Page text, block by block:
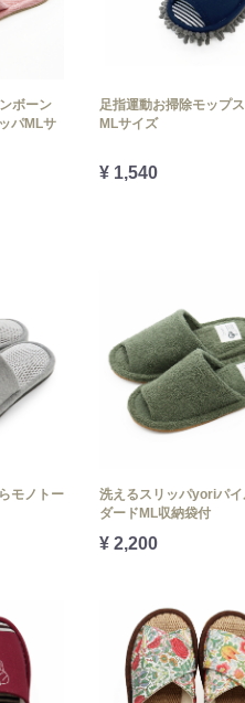
ボーン
パMLサ
足指運動お掃除モップ
MLサイズ
¥ 1,540
モノトー
洗えるスリッパyoriパ
ダードML収納袋付
¥ 2,200